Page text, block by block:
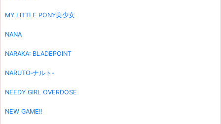
MY LITTLE PONY美少女
NANA
NARAKA: BLADEPOINT
NARUTO‐ナルト‐
NEEDY GIRL OVERDOSE
NEW GAME!!